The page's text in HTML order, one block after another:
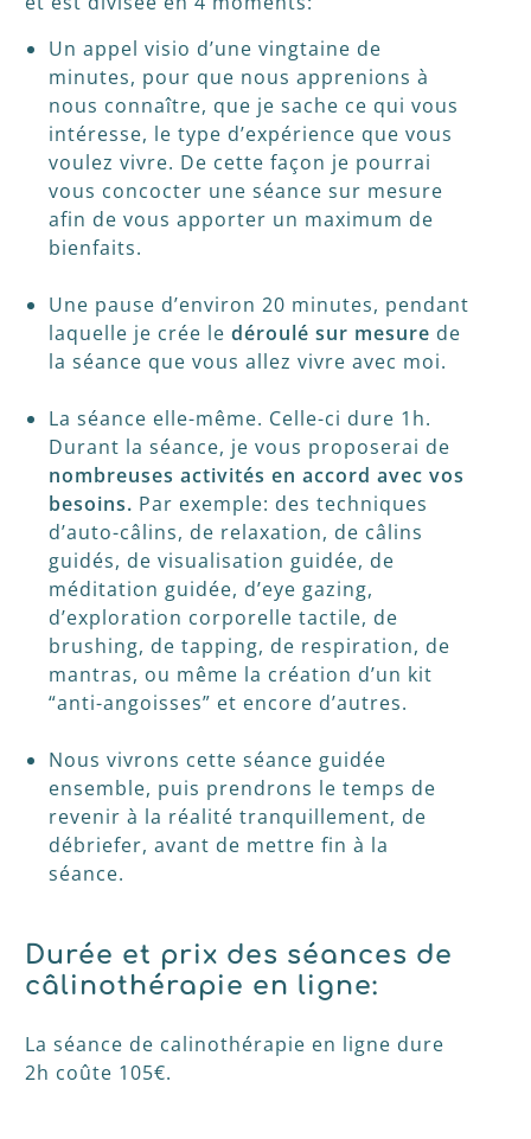
Un appel visio d’une vingtaine de
minutes, pour que nous apprenions à
nous connaître, que je sache ce qui vous
intéresse, le type d’expérience que vous
voulez vivre. De cette façon je pourrai
vous concocter une séance sur mesure
afin de vous apporter un maximum de
bienfaits.
Une pause d’environ 20 minutes, pendant
laquelle je crée le déroulé sur mesure de
la séance que vous allez vivre avec moi.
La séance elle-même. Celle-ci dure 1h.
Durant la séance, je vous proposerai de
nombreuses activités en accord avec vos
besoins. Par exemple: des techniques
d’auto-câlins, de relaxation, de câlins
guidés, de visualisation guidée, de
méditation guidée, d’eye gazing,
d’exploration corporelle tactile, de
brushing, de tapping, de respiration, de
mantras, ou même la création d’un kit
“anti-angoisses” et encore d’autres.
Nous vivrons cette séance guidée
ensemble, puis prendrons le temps de
revenir à la réalité tranquillement, de
débriefer, avant de mettre fin à la
séance.
Durée et prix des séances de
câlinothérapie en ligne:
La séance de calinothérapie en ligne dure
2h coûte 105€.